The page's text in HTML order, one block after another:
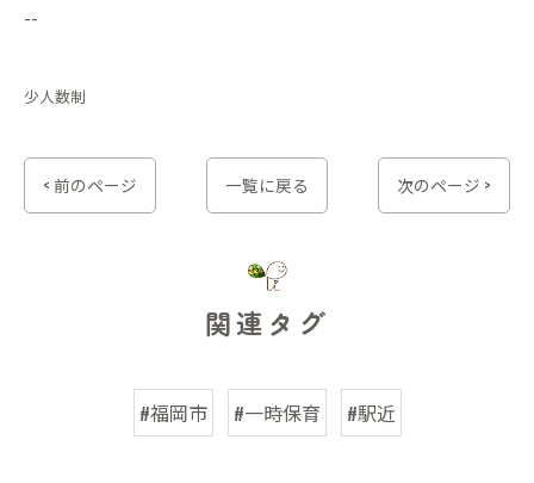
--
少人数制
< 前のページ 一覧に戻る 次のページ >
関連タグ
#福岡市 #一時保育 #駅近